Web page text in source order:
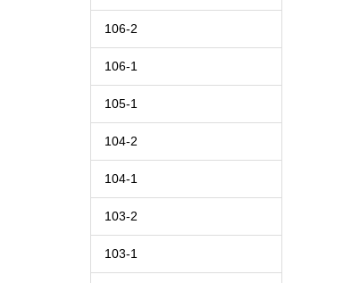
106-2
106-1
105-1
104-2
104-1
103-2
103-1